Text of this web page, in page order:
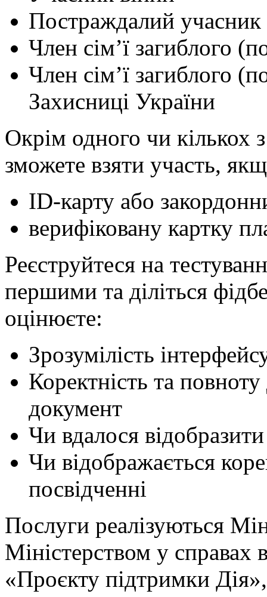
Постраждалий учасник
Член сім’ї загиблого
Член сім’ї загиблого
Захисниці України
Окрім одного чи кількох
зможете взяти участь,
ID-карту або
верифіковану картку
Реєструйтеся на
першими та діліться
оцінюєте:
Зрозумілість
Коректність та
документ
Чи вдалося
Чи відображається
посвідченні
Послуги реалізуються
Міністерством у справах
«Проєкту підтримки